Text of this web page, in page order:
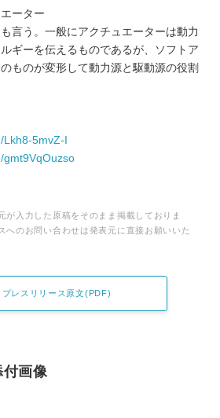
ーター
言う。一般にアクチュエーターは動力
ギーを伝えるものであるが、ソフトア
ものが変形して動力源と駆動源の役割
5mvZ-I
gmt9VqOuzso
が入力した原稿をそのまま掲載しておりま
へのお問い合わせは発表元に直接お願いいた
プレスリリース原文(PDF)
画像